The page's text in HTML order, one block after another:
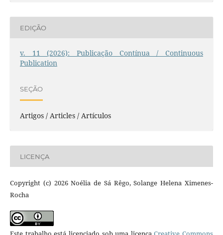
EDIÇÃO
v. 11 (2026): Publicação Contínua / Continuous
Publication
SEÇÃO
Artigos / Articles / Artículos
LICENÇA
Copyright (c) 2026 Noélia de Sá Rêgo, Solange Helena Ximenes-
Rocha